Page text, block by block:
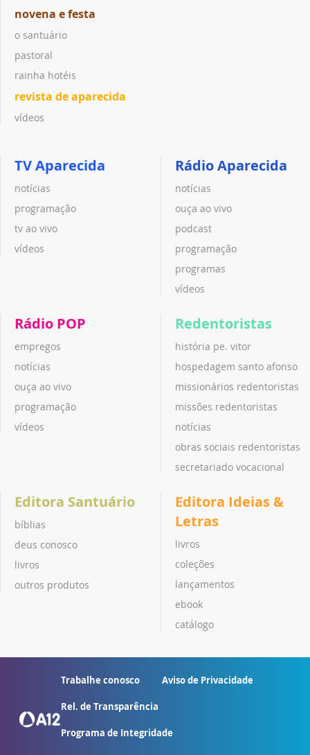
novena e festa
o santuário
pastoral
rainha hotéis
revista de aparecida
vídeos
TV Aparecida
notícias
programação
tv ao vivo
vídeos
Rádio Aparecida
notícias
ouça ao vivo
podcast
programação
programas
vídeos
Rádio POP
empregos
notícias
ouça ao vivo
programação
vídeos
Redentoristas
história pe. vitor
hospedagem santo afonso
missionários redentoristas
missões redentoristas
notícias
obras sociais redentoristas
secretariado vocacional
Editora Santuário
bíblias
deus conosco
livros
outros produtos
Editora Ideias &
Letras
livros
coleções
lançamentos
ebook
catálogo
Trabalhe conosco Aviso de Privacidade
Rel. de Transparência
Programa de Integridade